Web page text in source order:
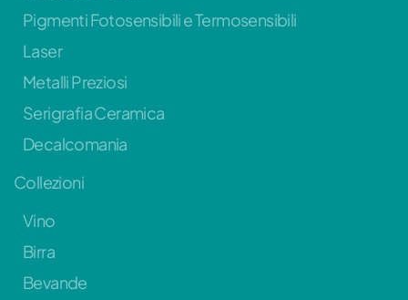
Pigmenti Fotosensibili e Termosensibili
Laser
Metalli Preziosi
Serigrafia Ceramica
Decalcomania
Collezioni
Vino
Birra
Bevande